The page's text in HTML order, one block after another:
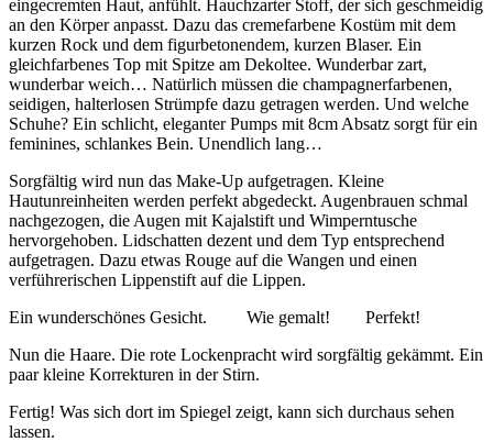
eingecremten Haut, anfühlt. Hauchzarter Stoff, der sich geschmeidig
an den Körper anpasst. Dazu das cremefarbene Kostüm mit dem
kurzen Rock und dem figurbetonendem, kurzen Blaser. Ein
gleichfarbenes Top mit Spitze am Dekoltee. Wunderbar zart,
wunderbar weich… Natürlich müssen die champagnerfarbenen,
seidigen, halterlosen Strümpfe dazu getragen werden. Und welche
Schuhe? Ein schlicht, eleganter Pumps mit 8cm Absatz sorgt für ein
feminines, schlankes Bein. Unendlich lang…
Sorgfältig wird nun das Make-Up aufgetragen. Kleine
Hautunreinheiten werden perfekt abgedeckt. Augenbrauen schmal
nachgezogen, die Augen mit Kajalstift und Wimperntusche
hervorgehoben. Lidschatten dezent und dem Typ entsprechend
aufgetragen. Dazu etwas Rouge auf die Wangen und einen
verführerischen Lippenstift auf die Lippen.
Ein wunderschönes Gesicht. Wie gemalt! Perfekt!
Nun die Haare. Die rote Lockenpracht wird sorgfältig gekämmt. Ein
paar kleine Korrekturen in der Stirn.
Fertig! Was sich dort im Spiegel zeigt, kann sich durchaus sehen
lassen.